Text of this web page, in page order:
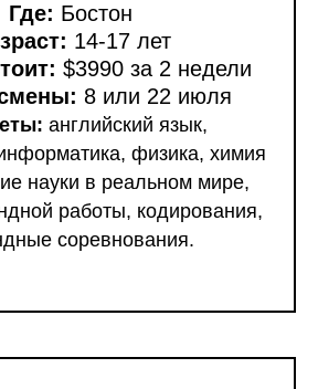
Где: Бостон
14-17 лет
$3990 за 2 недели
8 или 22 июля
английский язык,
физика, химия
науки в реальном мире,
работы, кодирования,
соревнования.